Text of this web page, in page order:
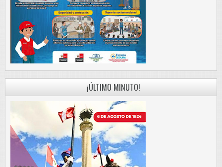
¡ÚLTIMO MINUTO!